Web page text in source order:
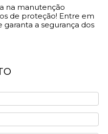
na manutenção
de proteção! Entre em
a segurança dos